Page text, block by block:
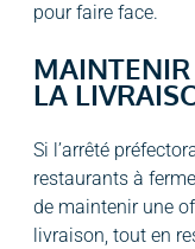
pour faire face.
MAINTENIR
LA
Si l’arrêté
restaurants à
de maintenir une
livraison, tout en